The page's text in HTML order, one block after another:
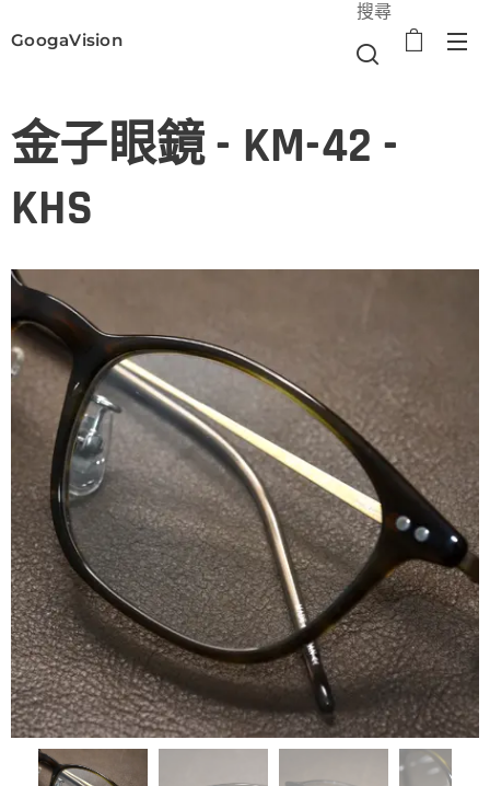
GoogaVision
搜尋
金子眼鏡 - KM-42 -
KHS